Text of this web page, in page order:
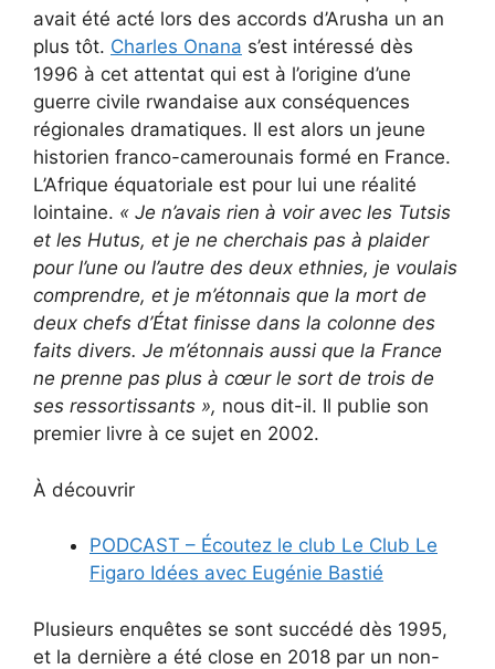
avait été acté lors des accords d’Arusha un an
plus tôt. Charles Onana s’est intéressé dès
1996 à cet attentat qui est à l’origine d’une
guerre civile rwandaise aux conséquences
régionales dramatiques. Il est alors un jeune
historien franco-camerounais formé en France.
L’Afrique équatoriale est pour lui une réalité
lointaine. « Je n’avais rien à voir avec les Tutsis
et les Hutus, et je ne cherchais pas à plaider
pour l’une ou l’autre des deux ethnies, je voulais
comprendre, et je m’étonnais que la mort de
deux chefs d’État finisse dans la colonne des
faits divers. Je m’étonnais aussi que la France
ne prenne pas plus à cœur le sort de trois de
ses ressortissants », nous dit-il. Il publie son
premier livre à ce sujet en 2002.
À découvrir
PODCAST – Écoutez le club Le Club Le
Figaro Idées avec Eugénie Bastié
Plusieurs enquêtes se sont succédé dès 1995,
et la dernière a été close en 2018 par un non-